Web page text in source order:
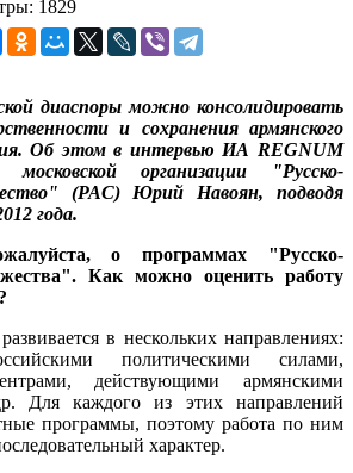
1829
диаспоры можно консолидировать
и сохранения армянского
Об этом в интервью ИА REGNUM
московской организации "Русско-
(РАС) Юрий Навоян, подводя
года.
о программах "Русско-
Как можно оценить работу
в нескольких направлениях:
политическими силами,
действующими армянскими
Для каждого из этих направлений
программы, поэтому работа по ним
характер.